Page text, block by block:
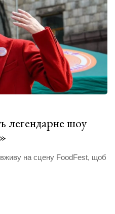
легендарне шоу
вживу на сцену FoodFest, щоб